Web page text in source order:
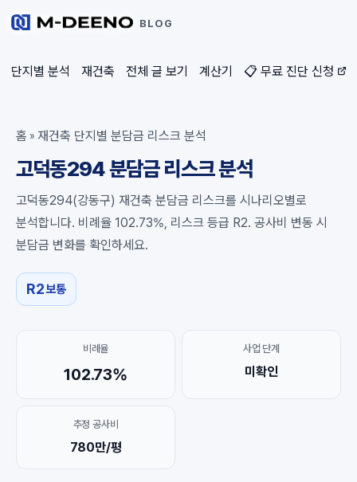
BLOG
단지별 분석 재건축 전체 글 보기 계산기 📋 무료 진단 신청
홈 » 재건축 단지별 분담금 리스크 분석
고덕동294 분담금 리스크 분석
고덕동294(강동구) 재건축 분담금 리스크를 시나리오별로
분석합니다. 비례율 102.73%, 리스크 등급 R2. 공사비 변동 시
분담금 변화를 확인하세요.
R2보통
비례율
102.73%
사업 단계
미확인
추정 공사비
780만/평